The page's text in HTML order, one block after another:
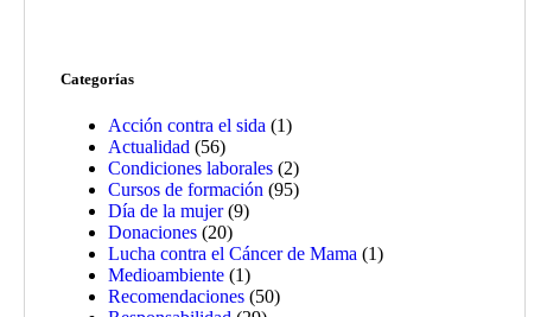
Categorías
Acción contra el sida (1)
Actualidad (56)
Condiciones laborales (2)
Cursos de formación (95)
Día de la mujer(9)
Donaciones (20)
Lucha contra el Cáncer de Mama (1)
Medioambiente (1)
Recomendaciones (50)